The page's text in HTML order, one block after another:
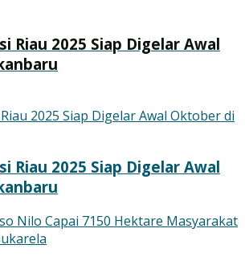
Riau 2025 Siap Digelar Awal
Riau 2025 Siap Digelar Awal